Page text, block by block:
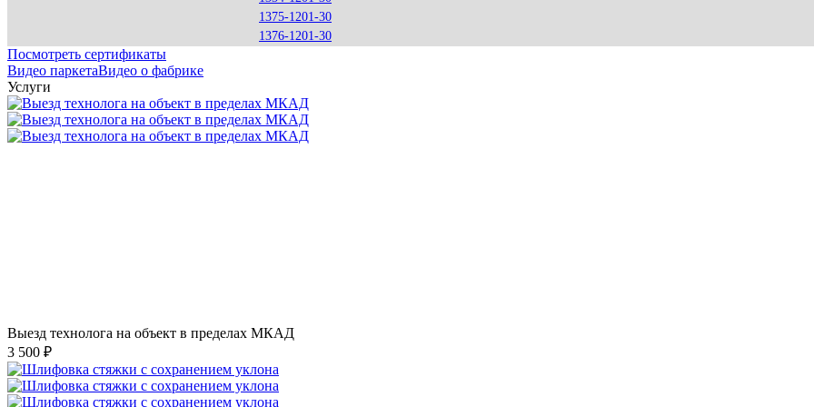
1375-1201-30
1376-1201-30
Посмотреть сертификаты
Видео паркетаВидео о фабрике
Услуги
Выезд технолога на объект в пределах МКАД
3 500 ₽